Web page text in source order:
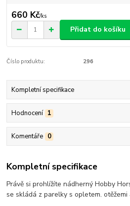
660 Kč/ks
Přidat do košíku
Číslo produktu: 296
Kompletní specifikace
Hodnocení 1
Komentáře 0
Kompletní specifikace
Právě si prohlížíte nádherný Hobby
se skládá z parelky s opletem, otěžemi